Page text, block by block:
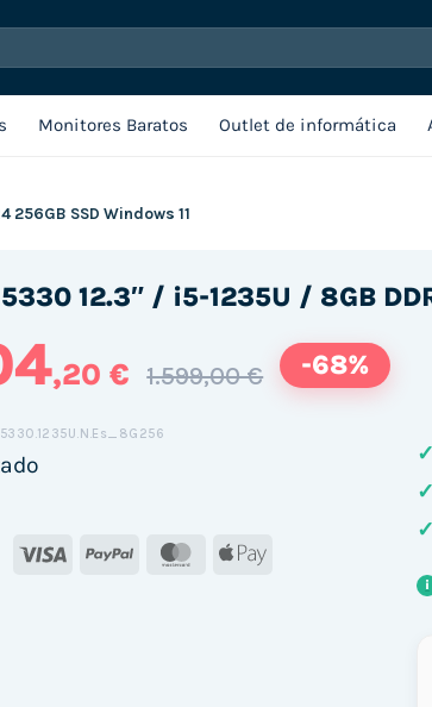
Monitores Baratos Outlet de informática
256GB SSD Windows 11
12.3″ / i5-1235U / 8GB
,20 € 1.599,00 € -68%
Visa PayPal MasterCard
Apple
✓
✓
✓
i